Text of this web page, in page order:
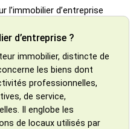
l’immobilier d’entreprise
d’entreprise ?
immobilier, distincte de
les biens dont
professionnelles,
de service,
Il englobe les
de locaux utilisés par